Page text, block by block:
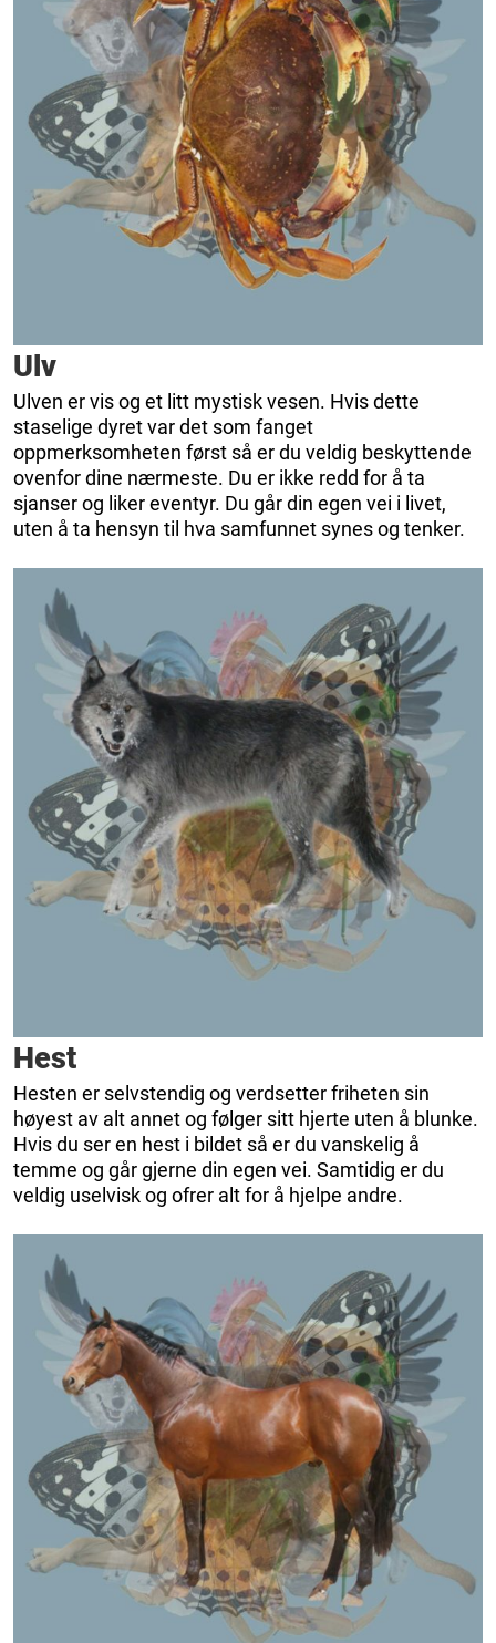
Ulv
Ulven er vis og et litt mystisk vesen. Hvis dette
staselige dyret var det som fanget
oppmerksomheten først så er du veldig beskyttende
ovenfor dine nærmeste. Du er ikke redd for å ta
sjanser og liker eventyr. Du går din egen vei i livet,
uten å ta hensyn til hva samfunnet synes og tenker.
Hest
Hesten er selvstendig og verdsetter friheten sin
høyest av alt annet og følger sitt hjerte uten å blunke.
Hvis du ser en hest i bildet så er du vanskelig å
temme og går gjerne din egen vei. Samtidig er du
veldig uselvisk og ofrer alt for å hjelpe andre.